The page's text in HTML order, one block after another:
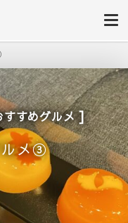
タス
すすめグルメ
ルメ③